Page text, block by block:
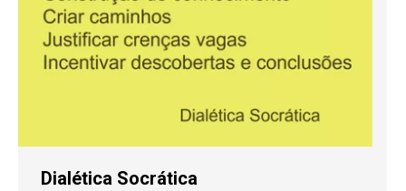
Dialética Socrática